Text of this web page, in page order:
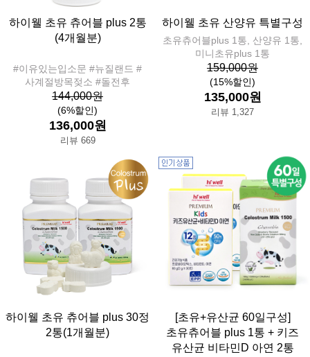
하이웰 초유 츄어블 plus 2통
(4개월분)
#이유있는입소문 #뉴질랜드 #
사계절방목젖소 #돌전후
144,000원
(6%할인)
136,000원
리뷰 669
하이웰 초유 산양유 특별구성
초유츄어블plus 1통, 산양유 1통,
미니초유plus 1통
159,000원
(15%할인)
135,000원
리뷰 1,327
하이웰 초유 츄어블 plus 30정
2통(1개월분)
[초유+유산균 60일구성]
초유츄어블 plus 1통 + 키즈
유산균 비타민D 아연 2통